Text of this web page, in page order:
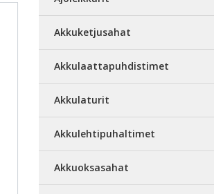
Akkuketjusahat
Akkulaattapuhdistimet
Akkulaturit
Akkulehtipuhaltimet
Akkuoksasahat